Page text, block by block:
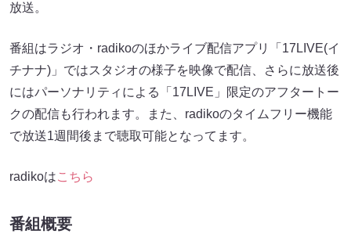
放送。
番組はラジオ・radikoのほかライブ配信アプリ「17LIVE(イ
チナナ)」ではスタジオの様子を映像で配信、さらに放送後
にはパーソナリティによる「17LIVE」限定のアフタートー
クの配信も行われます。また、radikoのタイムフリー機能
で放送1週間後まで聴取可能となってます。
radikoはこちら
番組概要